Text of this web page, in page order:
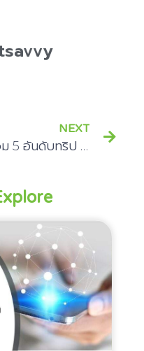
NEXT
รวม 5 อันดับทริป ชิคๆ ในเยอรมัน ห้ามพลาด